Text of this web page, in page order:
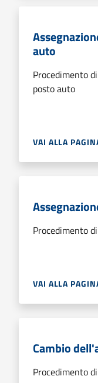
auto
Procedimento
posto auto
VAI ALLA
Procedimento
VAI ALLA
Cambio
Procedimento